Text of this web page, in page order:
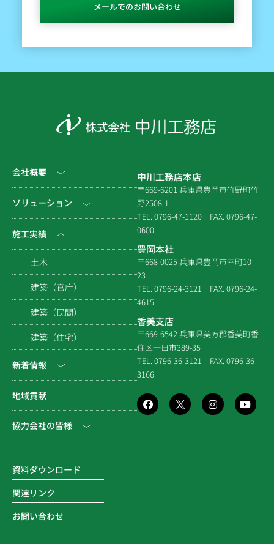
メールでのお問い合わせ
会社概要
社長挨拶
会社沿革
組織図
拠点一覧
企業倫理規定
個人情報保護方針
環境方針
SDGsの取組み
ソリューション
公共工事
民間工事
住宅関連
システム建築
各種連携
災害時対応等
施工実績
土木
建築（官庁）
建築（民間）
建築（住宅）
新着情報
NEWS & EVENT
メディア掲載
地域貢献
協力会社の皆様
資料ダウンロード
関連リンク
お問い合わせ
中川工務店本店
〒669-6201 兵庫県豊岡市竹野町竹
野2508-1
TEL. 0796-47-1120 FAX. 0796-47-
0600
豊岡本社
〒668-0025 兵庫県豊岡市幸町10-
23
TEL. 0796-24-3121 FAX. 0796-24-
4615
香美支店
〒669-6542 兵庫県美方郡香美町香
住区一日市389-35
TEL. 0796-36-3121 FAX. 0796-36-
3166